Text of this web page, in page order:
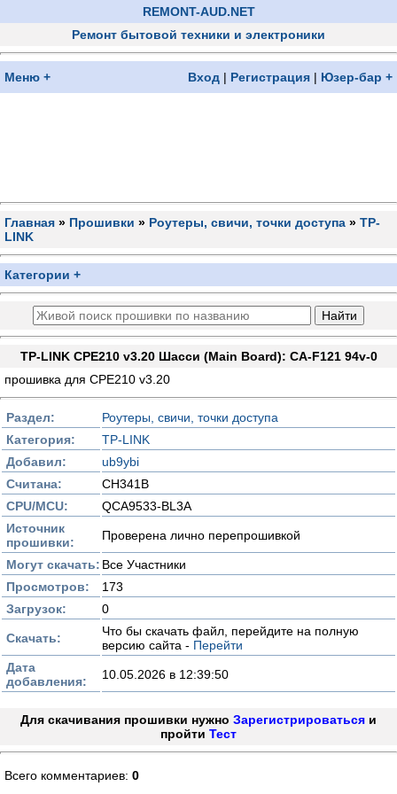
REMONT-AUD.NET
Ремонт бытовой техники и электроники
Меню + Вход | Регистрация | Юзер-бар +
Главная » Прошивки » Роутеры, свичи, точки доступа » TP-
LINK
Категории +
TP-LINK CPE210 v3.20 Шасси (Main Board): CA-F121 94v-0
прошивка для CPE210 v3.20
Раздел:
Роутеры, свичи, точки доступа
Категория:
TP-LINK
Добавил:
ub9ybi
Считана:
CH341B
CPU/MCU:
QCA9533-BL3A
Источник
прошивки:
Проверена лично перепрошивкой
Могут скачать: Все Участники
Просмотров:
173
Загрузок:
0
Скачать:
Что бы скачать файл, перейдите на полную
версию сайта - Перейти
Дата
добавления:
10.05.2026 в 12:39:50
Для скачивания прошивки нужно Зарегистрироваться и
пройти Тест
Всего комментариев: 0